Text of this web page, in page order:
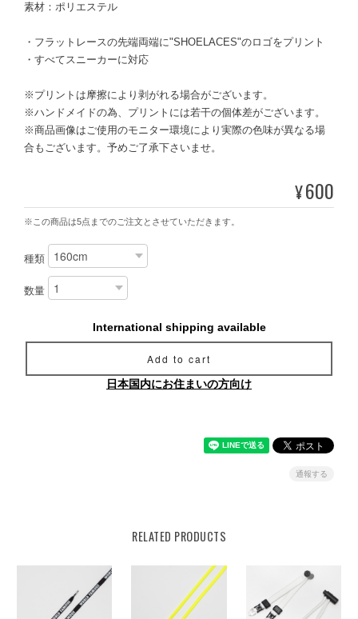
素材：ポリエステル
・フラットレースの先端両端に"SHOELACES"のロゴをプリント
・すべてスニーカーに対応
※プリントは摩擦により剥がれる場合がございます。
※ハンドメイドの為、プリントには若干の個体差がございます。
※商品画像はご使用のモニター環境により実際の色味が異なる場
合もございます。予めご了承下さいませ。
¥600
※この商品は5点までのご注文とさせていただきます。
種類
数量
International shipping available
Add to cart
日本国内にお住まいの方向け
通報する
RELATED PRODUCTS